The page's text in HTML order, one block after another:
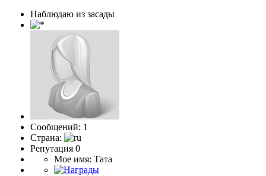
Наблюдаю из засады
Сообщений: 1
Страна:
Репутация 0
Мое имя: Тата